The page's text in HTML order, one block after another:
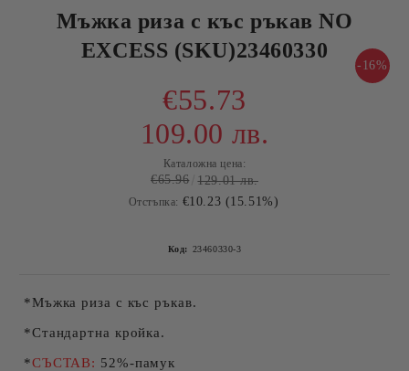
Мъжка риза с къс ръкав NO
EXCESS (SKU)23460330
-16%
€55.73
109.00 лв.
Каталожна цена:
€65.96 129.01 лв.
Отстъпка: €10.23 (15.51%)
Код: 23460330-3
*Мъжка риза с къс ръкав.
*Стандартна кройка.
*СЪСТАВ: 52%-памук